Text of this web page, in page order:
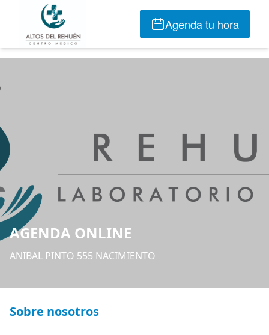
Agenda tu hora
AGENDA ONLINE
ANIBAL PINTO 555 NACIMIENTO
Sobre nosotros